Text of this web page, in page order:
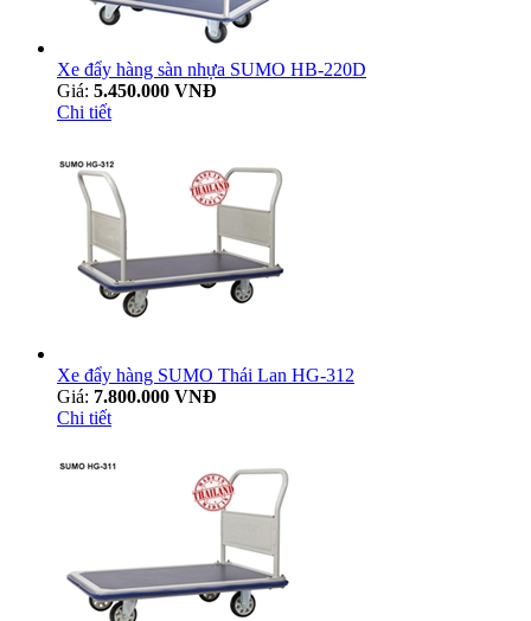
Xe đẩy hàng sàn nhựa SUMO HB-220D
Giá: 5.450.000 VNĐ
Chi tiết
Xe đẩy hàng SUMO Thái Lan HG-312
Giá: 7.800.000 VNĐ
Chi tiết